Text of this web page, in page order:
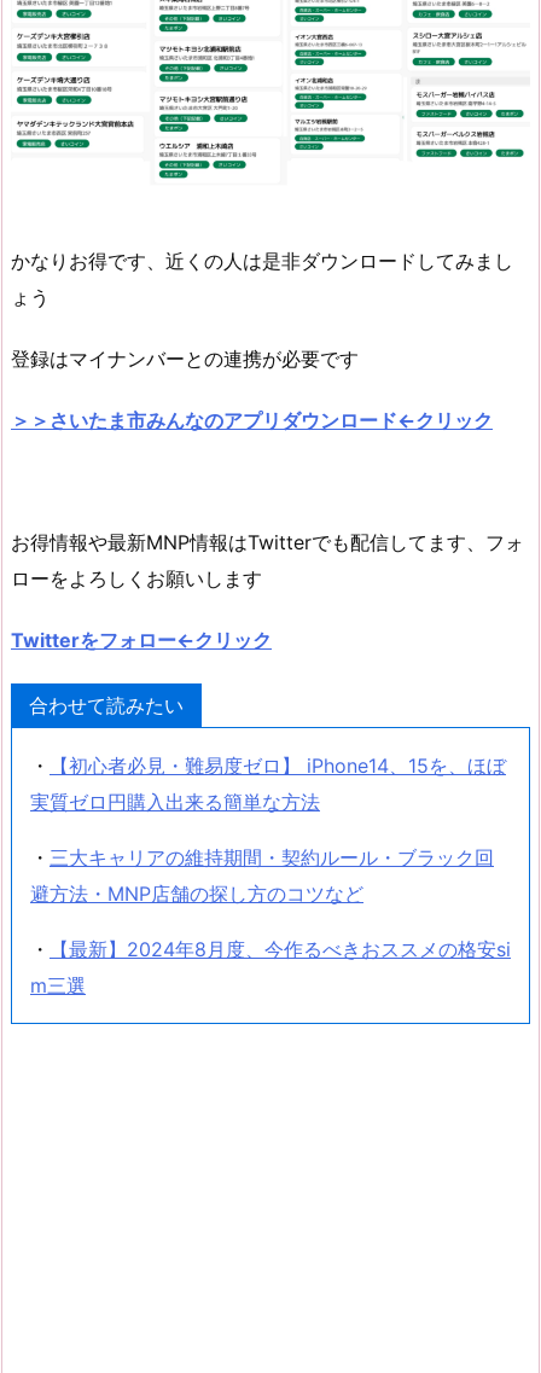
かなりお得です、近くの人は是非ダウンロードしてみまし
ょう
登録はマイナンバーとの連携が必要です
＞＞さいたま市みんなのアプリダウンロード←クリック
お得情報や最新MNP情報はTwitterでも配信してます、フォ
ローをよろしくお願いします
Twitterをフォロー←クリック
合わせて読みたい
・
【初心者必見・難易度ゼロ】 iPhone14、15を、ほぼ
実質ゼロ円購入出来る簡単な方法
・ 三大キャリアの維持期間・契約ルール・ブラック回
避方法・MNP店舗の探し方のコツなど
・
【最新】2024年8月度、今作るべきおススメの格安si
m三選